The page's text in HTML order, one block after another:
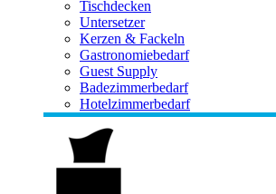
Tischdecken
Untersetzer
Kerzen & Fackeln
Gastronomiebedarf
Guest Supply
Badezimmerbedarf
Hotelzimmerbedarf